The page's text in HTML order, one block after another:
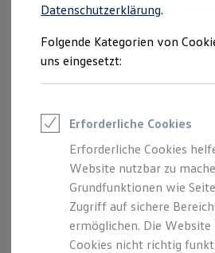
Kurier, Logistik &
Feuerwehr
Rettungsdienste
ONE Business ID Vorteile
Fahrzeugsuche & Marktplatz
Digitaler Marktplatz
Kauf & Finanzierung
Online-Fahrzeugbewertung
Aktionen & Angebote
E-Auto-Förderung
Für Privatkunden
Für Gewerbekunden
Profi Paket
TopDeal
&
Hier finden Sie
Autohaus
Zweigniederlassung
Elmshorn GmbH &
verantwortliche
und Angeboten, die auf
speziell
Datenschutzerklärung.
Folgende Kategorien von
uns eingesetzt:
Erforderliche Cookies
Erforderliche Cookies
Website nutzbar zu
Grundfunktionen wie
Zugriff auf sichere
ermöglichen. Die Website
Cookies nicht richtig